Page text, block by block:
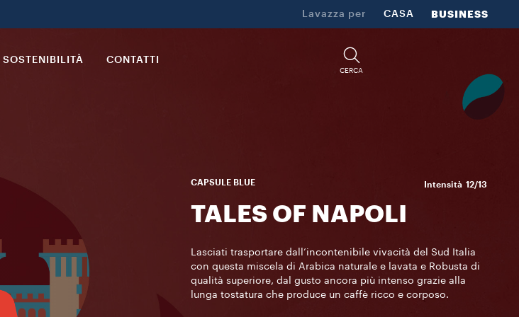
Lavazza per CASA BUSINESS
SOSTENIBILITÀ CONTATTI
CERCA
CAPSULE BLUE Intensità 12/13
TALES OF NAPOLI
Lasciati trasportare dall’incontenibile vivacità del Sud Italia
con questa miscela di Arabica naturale e lavata e Robusta di
qualità superiore, dal gusto ancora più intenso grazie alla
lunga tostatura che produce un caffè ricco e corposo.